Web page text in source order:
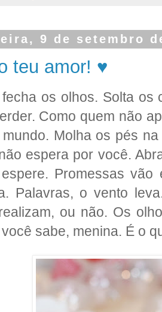
9 de setembro
teu amor! ♥
os olhos. Solta
Como quem não
Molha os pés
espera por você.
Promessas
Palavras, o vento
ou não. Os
sabe, menina. É o